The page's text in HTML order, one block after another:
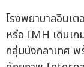
โรงพยาบาลอินเ
หรือ IMH เดินเก
กลุ่มบังกลาเทศ พ